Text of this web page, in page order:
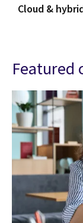
Cloud &
Featured